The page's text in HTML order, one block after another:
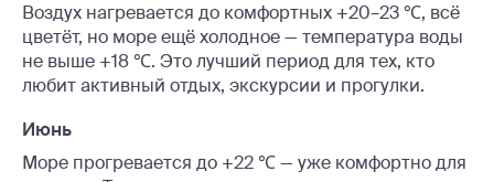
Воздух нагревается до комфортных +20–23 ℃, всё
цветёт, но море ещё холодное — температура воды
не выше +18 ℃. Это лучший период для тех, кто
любит активный отдых, экскурсии и прогулки.
Июнь
Море прогревается до +22 ℃ — уже комфортно для